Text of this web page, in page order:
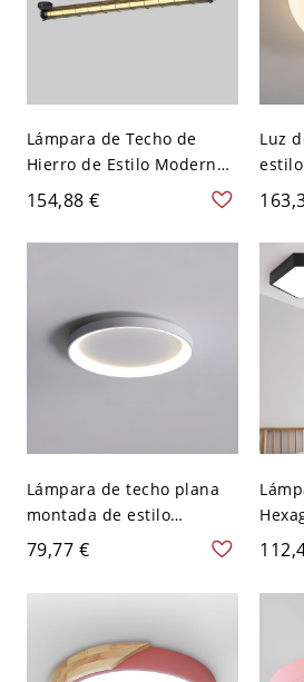
Lámpara de Techo de
Hierro de Estilo Moderno
Simple con 1 Luz Angular
de Uso Comercial, 110V-
120V
154,88 €
Luz
de
Luna
Lámpara de techo plana
montada de estilo
moderno y simple, de
material polimerizado
angular de tiza, para uso
79,77 €
cm